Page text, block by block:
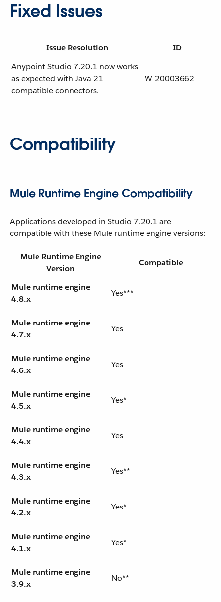
Fixed Issues
Issue Resolution
ID
Anypoint Studio 7.20.1 now works
as expected with Java 21
compatible connectors.
W-20003662
Compatibility
Mule Runtime Engine Compatibility
Applications developed in Studio 7.20.1 are
compatible with these Mule runtime engine versions:
Mule Runtime Engine
Version
Compatible
Mule runtime engine
4.8.x
Yes***
Mule runtime engine
4.7.x
Yes
Mule runtime engine
4.6.x
Yes
Mule runtime engine
4.5.x
Yes*
Mule runtime engine
4.4.x
Yes
Mule runtime engine
4.3.x
Yes**
Mule runtime engine
4.2.x
Yes*
Mule runtime engine
4.1.x
Yes*
Mule runtime engine
3.9.x
No**